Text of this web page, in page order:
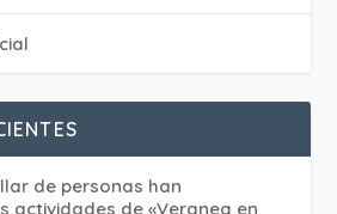
de personas han
actividades de «Veranea en